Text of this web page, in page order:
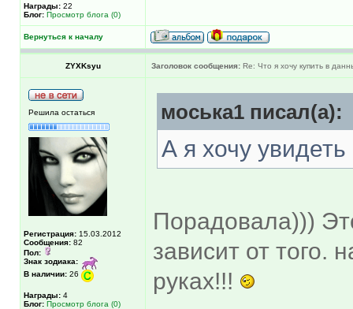
Награды: 22
Блог: Просмотр блога (0)
Вернуться к началу
ZYXKsyu Заголовок сообщения: Re: Что я хочу купить в
Решила остаться
Регистрация: 15.03.2012
Сообщения: 82
Пол:
Знак зодиака:
В наличии: 26
Награды: 4
Блог: Просмотр блога (0)
моська1 писал(а):
А я хочу увидеть
Порадовала)))
зависит от того.
руках!!!